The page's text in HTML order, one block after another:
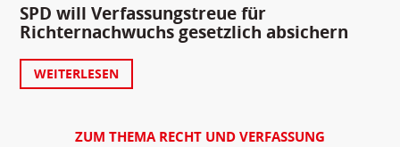
SPD will Verfassungstreue für
Richternachwuchs gesetzlich absichern
WEITERLESEN
ZUM THEMA RECHT UND VERFASSUNG